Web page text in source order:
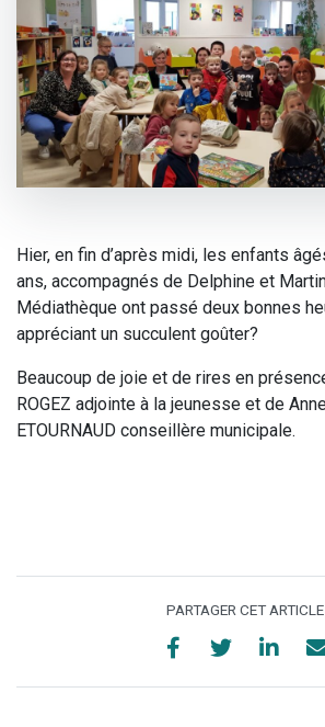
Hier, en fin d’après midi, les enfants
ans, accompagnés de Delphine et
Médiathèque ont passé deux bonnes
appréciant un succulent goûter?
Beaucoup de joie et de rires en
ROGEZ adjointe à la jeunesse et de
ETOURNAUD conseillère municipale.
PARTAGER CET ARTICLE